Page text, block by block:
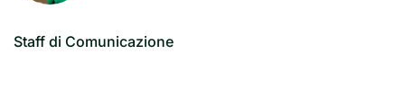
Staff di Comunicazione